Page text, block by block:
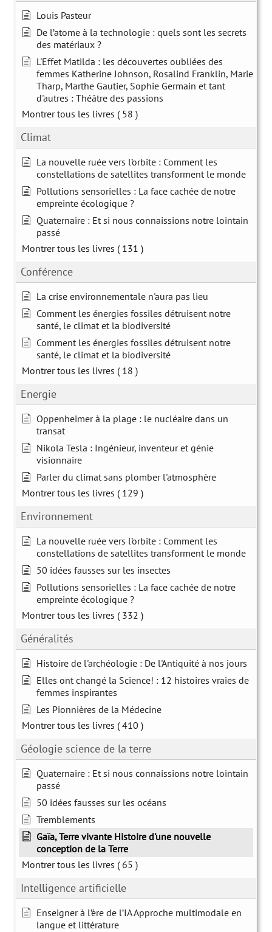
Louis Pasteur
De l’atome à la technologie : quels sont les secrets
des matériaux ?
L'Effet Matilda : les découvertes oubliées des
femmes Katherine Johnson, Rosalind Franklin, Marie
Tharp, Marthe Gautier, Sophie Germain et tant
d'autres : Théâtre des passions
Montrer tous les livres ( 58 )
Climat
La nouvelle ruée vers l’orbite : Comment les
constellations de satellites transforment le monde
Pollutions sensorielles : La face cachée de notre
empreinte écologique ?
Quaternaire : Et si nous connaissions notre lointain
passé
Montrer tous les livres ( 131 )
Conférence
La crise environnementale n'aura pas lieu
Comment les énergies fossiles détruisent notre
santé, le climat et la biodiversité
Comment les énergies fossiles détruisent notre
santé, le climat et la biodiversité
Montrer tous les livres ( 18 )
Energie
Oppenheimer à la plage : le nucléaire dans un
transat
Nikola Tesla : Ingénieur, inventeur et génie
visionnaire
Parler du climat sans plomber l'atmosphère
Montrer tous les livres ( 129 )
Environnement
La nouvelle ruée vers l’orbite : Comment les
constellations de satellites transforment le monde
50 idées fausses sur les insectes
Pollutions sensorielles : La face cachée de notre
empreinte écologique ?
Montrer tous les livres ( 332 )
Généralités
Histoire de l'archéologie : De l'Antiquité à nos jours
Elles ont changé la Science! : 12 histoires vraies de
femmes inspirantes
Les Pionnières de la Médecine
Montrer tous les livres ( 410 )
Géologie science de la terre
Quaternaire : Et si nous connaissions notre lointain
passé
50 idées fausses sur les océans
Tremblements
Gaïa, Terre vivante Histoire d'une nouvelle
conception de la Terre
Montrer tous les livres ( 65 )
Intelligence artificielle
Enseigner à l’ère de l’IA Approche multimodale en
langue et littérature